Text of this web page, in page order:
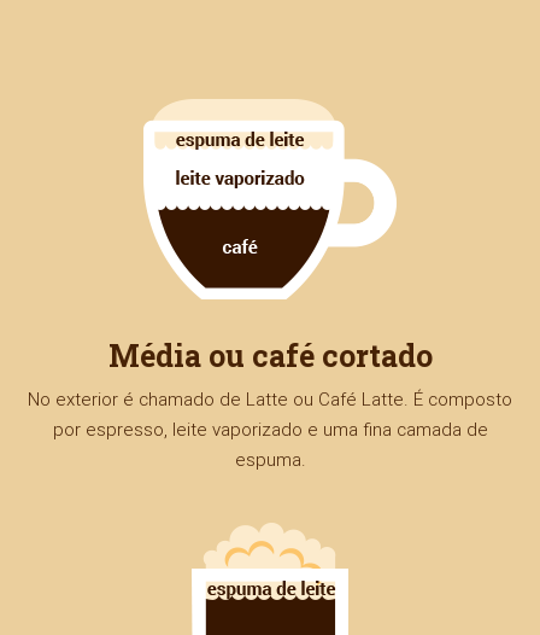
Média ou café cortado
No exterior é chamado de Latte ou Café Latte. É composto
por espresso, leite vaporizado e uma fina camada de
espuma.